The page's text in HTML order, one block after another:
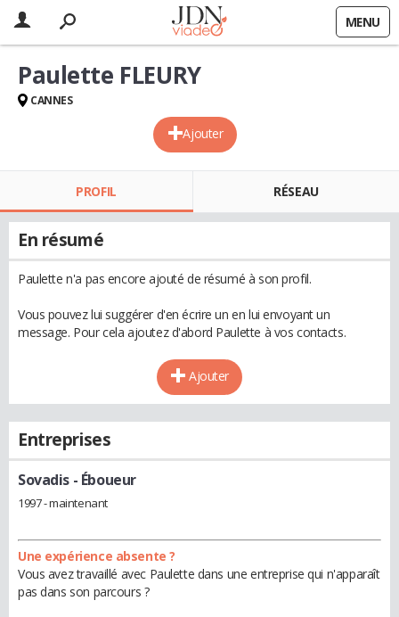
MENU
Ajouter
Paulette FLEURY
CANNES
PROFIL RÉSEAU
En résumé
Paulette n'a pas encore ajouté de résumé à son profil.
Vous pouvez lui suggérer d'en écrire un en lui envoyant un
message. Pour cela ajoutez d'abord Paulette à vos contacts.
Ajouter
Entreprises
Sovadis - Éboueur
1997 - maintenant
Une expérience absente ?
Vous avez travaillé avec Paulette dans une entreprise qui n'apparaît
pas dans son parcours ?